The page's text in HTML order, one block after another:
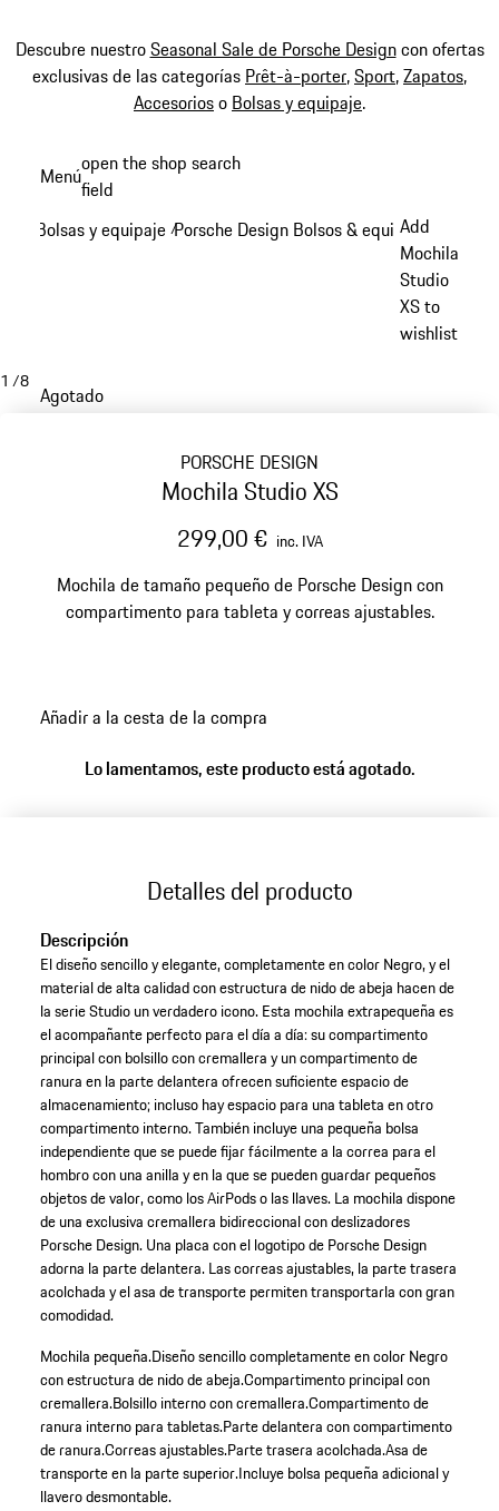
Descubre nuestroSeasonal Sale de Porsche Designcon ofertas
exclusivas de las categorías Prêt-à-porter,Sport,Zapatos,
Accesorioso Bolsas y equipaje.
principal
Menúopen the shop search
field
Bolsas y equipaje /Porsche Design Bolsos & equipaje
Add
Mochila
Studio
XS to
wishlist
1 /8
Agotado
PORSCHE DESIGN
Mochila Studio XS
299,00 € inc. IVA
Mochila de tamaño pequeño de Porsche Design con
compartimento para tableta y correas ajustables.
Añadir a la cesta de la compra
Lo lamentamos, este producto está agotado.
Detalles del producto
Descripción
El diseño sencillo y elegante, completamente en color Negro, y el
material de alta calidad con estructura de nido de abeja hacen de
la serie Studio un verdadero icono. Esta mochila extrapequeña es
el acompañante perfecto para el día a día: su compartimento
principal con bolsillo con cremallera y un compartimento de
ranura en la parte delantera ofrecen suficiente espacio de
almacenamiento; incluso hay espacio para una tableta en otro
compartimento interno. También incluye una pequeña bolsa
independiente que se puede fijar fácilmente a la correa para el
hombro con una anilla y en la que se pueden guardar pequeños
objetos de valor, como los AirPods o las llaves. La mochila dispone
de una exclusiva cremallera bidireccional con deslizadores
Porsche Design. Una placa con el logotipo de Porsche Design
adorna la parte delantera. Las correas ajustables, la parte trasera
acolchada y el asa de transporte permiten transportarla con gran
comodidad.
Mochila pequeña.Diseño sencillo completamente en color Negro
con estructura de nido de abeja.Compartimento principal con
cremallera.Bolsillo interno con cremallera.Compartimento de
ranura interno para tabletas.Parte delantera con compartimento
de ranura.Correas ajustables.Parte trasera acolchada.Asa de
transporte en la parte superior.Incluye bolsa pequeña adicional y
llavero desmontable.